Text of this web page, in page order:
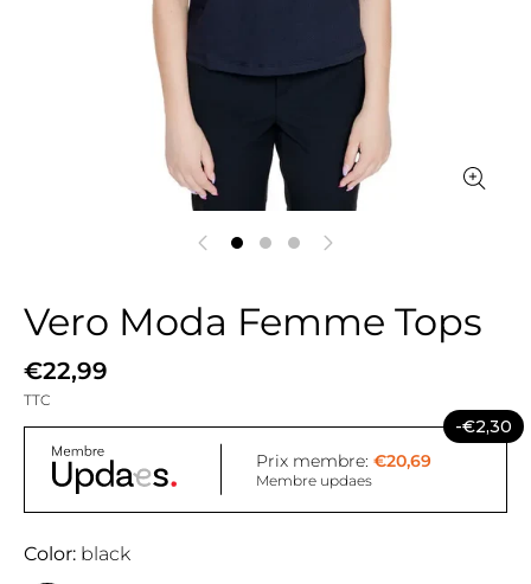
Vero Moda Femme Tops
€22,99
TTC
-€2,30
Prix membre: €20,69
Membre updaes
Color black